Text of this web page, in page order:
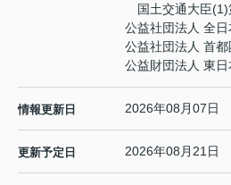
国土交通大臣(1)
公益社団法人 全
公益社団法人 首
公益財団法人 東
情報更新日 2026年08月07日
更新予定日 2026年08月21日